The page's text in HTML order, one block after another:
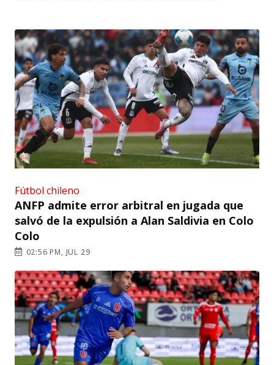
Fútbol chileno
ANFP admite error arbitral en jugada que
salvó de la expulsión a Alan Saldivia en Colo
Colo
02:56 PM, JUL 29